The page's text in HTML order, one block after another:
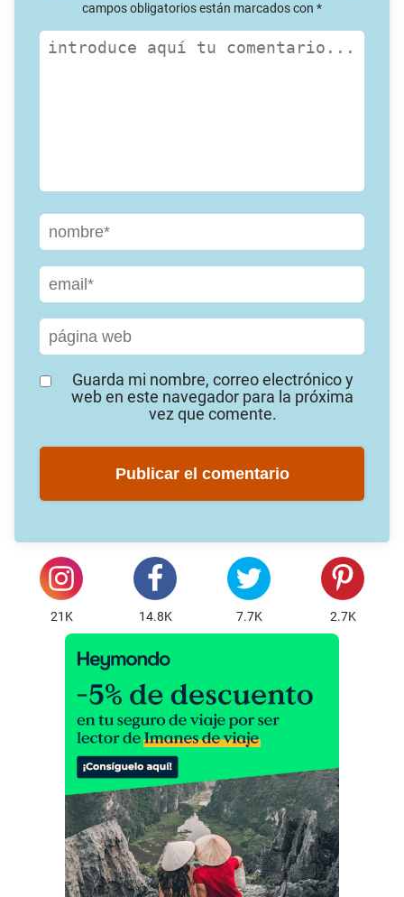
campos obligatorios están marcados con *
Guarda mi nombre, correo electrónico y
web en este navegador para la próxima
vez que comente.
21K 14.8K 7.7K 2.7K